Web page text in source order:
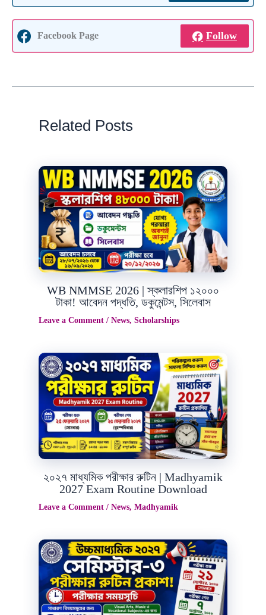
Facebook Page Follow
Related Posts
Jul
29
2026
WB NMMSE 2026 | স্কলারশিপ ১২০০০
টাকা! আবেদন পদ্ধতি, ডকুমেন্টস, সিলেবাস
Leave a Comment / News, Scholarships
Jul
14
2026
২০২৭ মাধ্যমিক পরীক্ষার রুটিন | Madhyamik
2027 Exam Routine Download
Leave a Comment / News, Madhyamik
Jun
30
2026